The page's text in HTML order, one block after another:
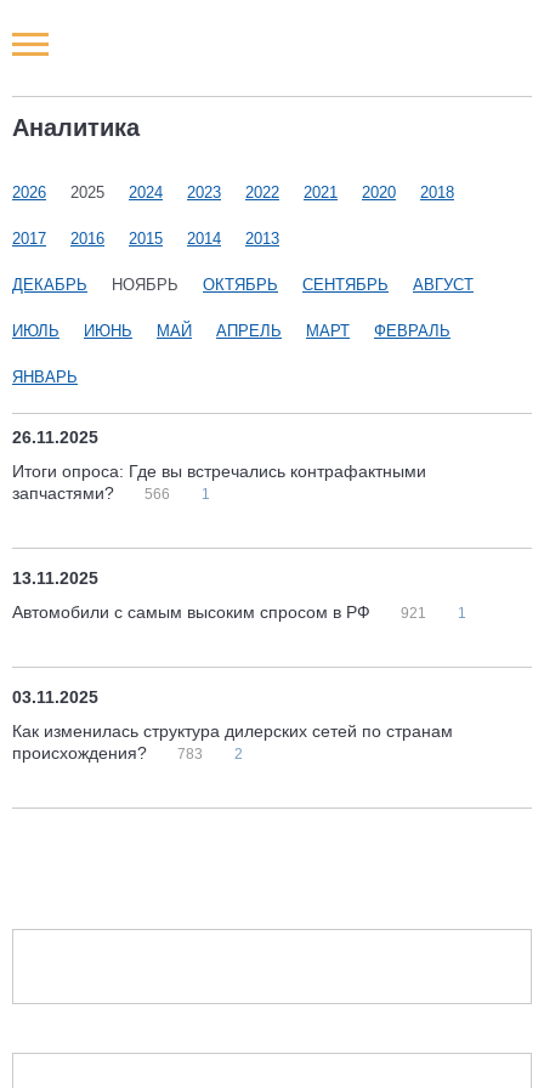
Аналитика
2026 2025 2024 2023 2022 2021 2020 2018
2017 2016 2015 2014 2013
ДЕКАБРЬ НОЯБРЬ ОКТЯБРЬ СЕНТЯБРЬ АВГУСТ
ИЮЛЬ ИЮНЬ МАЙ АПРЕЛЬ МАРТ ФЕВРАЛЬ
ЯНВАРЬ
26.11.2025
Итоги опроса: Где вы встречались контрафактными
запчастями?
566 1
13.11.2025
Автомобили с самым высоким спросом в РФ
921 1
03.11.2025
Как изменилась структура дилерских сетей по странам
происхождения?
783 2
Новости РФ
Наши мероприятия
Статьи